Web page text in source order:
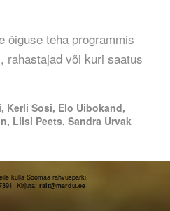
õiguse teha programmis
rahastajad või kuri saatus
Kerli Sosi, Elo Uibokand,
Liisi Peets, Sandra Urvak
külla Soomaa rahvusparki.
Kirjuta: rait@mardu.ee